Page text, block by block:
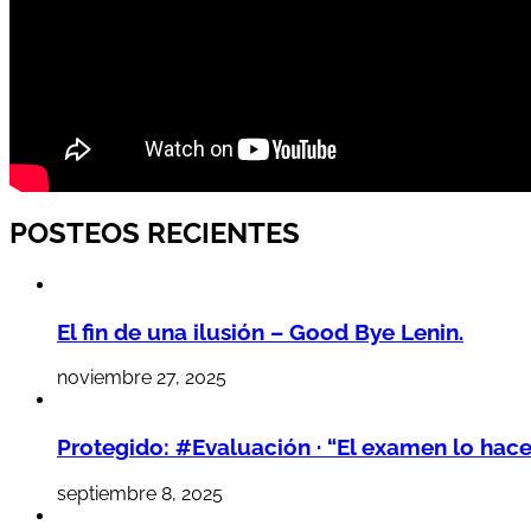
POSTEOS RECIENTES
El fin de una ilusión – Good Bye Lenin.
noviembre 27, 2025
Protegido: #Evaluación · “El examen lo
septiembre 8, 2025